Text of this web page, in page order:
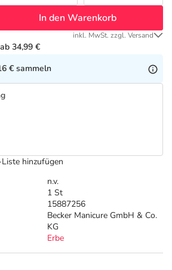
n.v.
1 St
15887256
Becker Manicure GmbH & Co.
KG
Erbe
In den Warenkorb
inkl. MwSt. zzgl. Versand
34,99 €
€ sammeln
hinzufügen